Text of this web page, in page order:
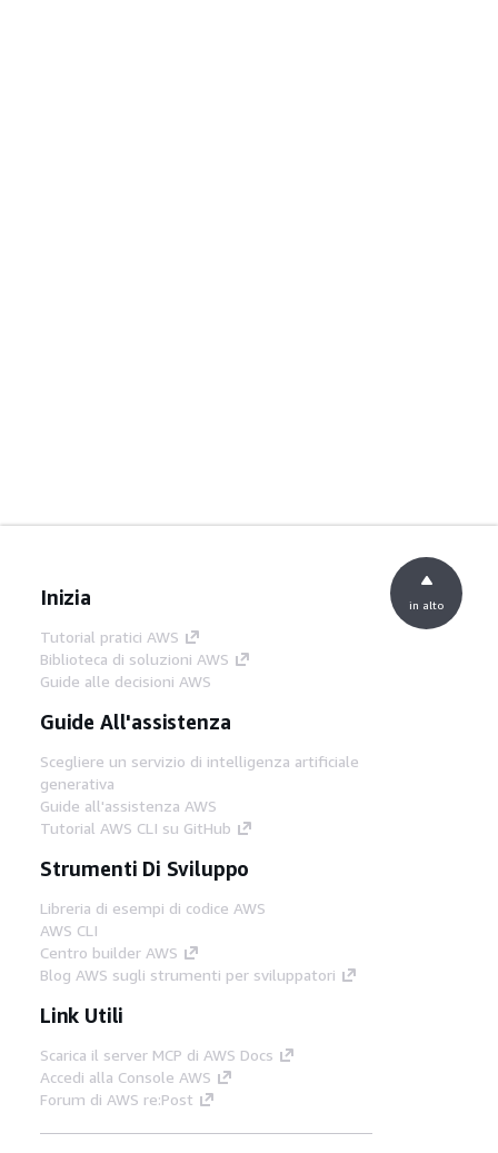
Inizia
Tutorial pratici AWS
Biblioteca di soluzioni AWS
Guide alle decisioni AWS
Guide All'assistenza
Scegliere un servizio di intelligenza artificiale
generativa
Guide all'assistenza AWS
Tutorial AWS CLI su GitHub
Strumenti Di Sviluppo
Libreria di esempi di codice AWS
AWS CLI
Centro builder AWS
Blog AWS sugli strumenti per sviluppatori
Link Utili
Scarica il server MCP di AWS Docs
Accedi alla Console AWS
Forum di AWS re:Post
in alto